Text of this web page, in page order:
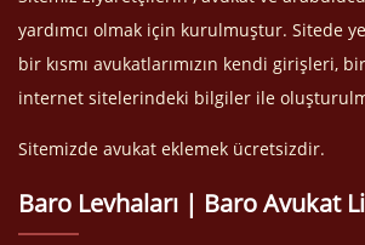
yardımcı olmak için kurulmuştur. Sitede
bir kısmı avukatlarımızın kendi girişleri,
internet sitelerindeki bilgiler ile
Sitemizde avukat eklemek ücretsizdir.
Baro Levhaları | Baro Avukat